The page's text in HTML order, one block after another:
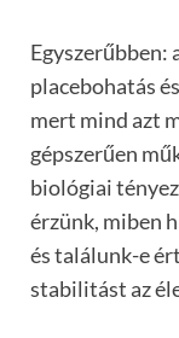
Egyszerűbben:
placebohatás
mert mind azt
gépszerűen
biológiai
érzünk, miben
és találunk-e
stabilitást az